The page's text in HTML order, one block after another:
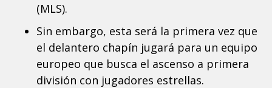
(MLS).
Sin embargo, esta será la primera vez que
el delantero chapín jugará para un equipo
europeo que busca el ascenso a primera
división con jugadores estrellas.